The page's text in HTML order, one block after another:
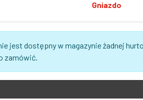
Gniazdo
jest dostępny w magazynie żadnej
zamówić.